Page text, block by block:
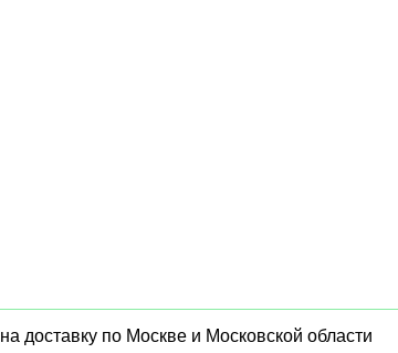
доставку по Москве и Московской области